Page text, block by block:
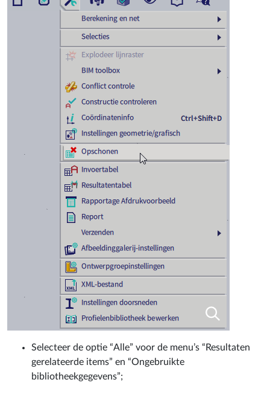
Selecteer de optie “Alle” voor de menu’s “Resultaten
gerelateerde items” en “Ongebruikte
bibliotheekgegevens”;